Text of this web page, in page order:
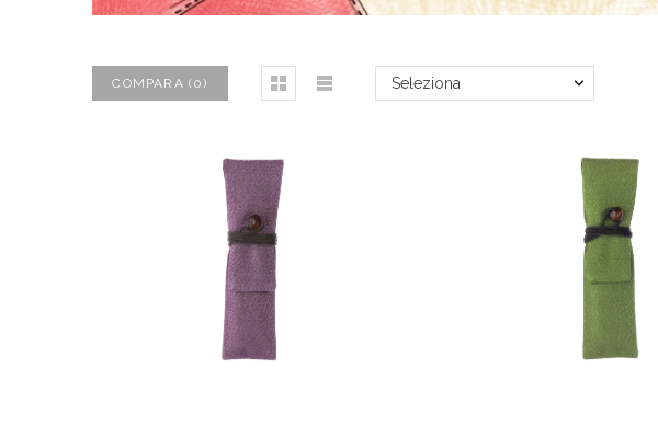
COMPARA ( 0 ) Seleziona